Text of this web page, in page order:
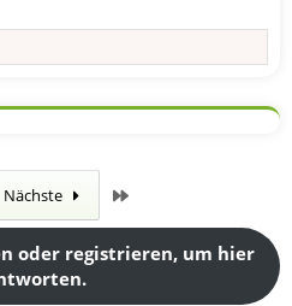
Nächste
oder registrieren, um hier